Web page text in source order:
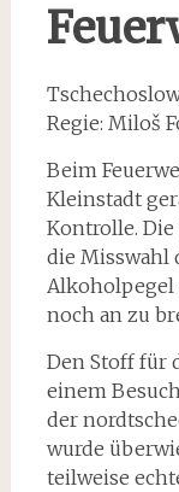
Regie: Miloš
Beim
Kleinstadt
Kontrolle.
die Misswahl
Alkoholpegel
noch an zu
Den Stoff für
einem
der
wurde
teilweise